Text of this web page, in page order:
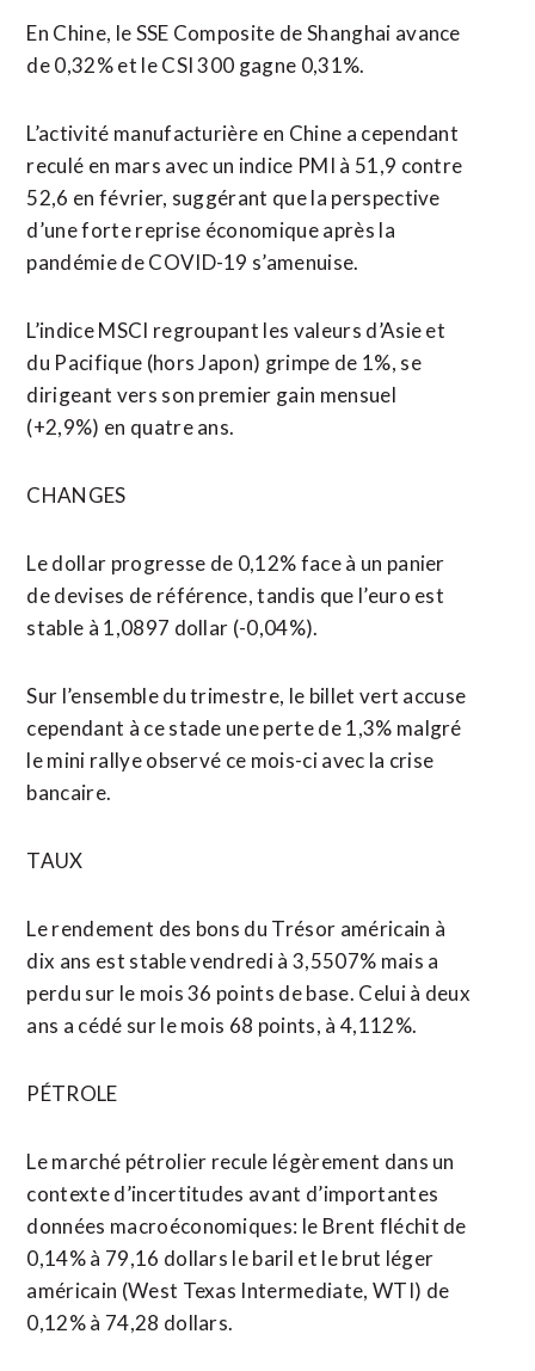
En Chine, le SSE Composite de Shanghai avance
de 0,32% et le CSI 300 gagne 0,31%.
L’activité manufacturière en Chine a cependant
reculé en mars avec un indice PMI à 51,9 contre
52,6 en février, suggérant que la perspective
d’une forte reprise économique après la
pandémie de COVID-19 s’amenuise.
L’indice MSCI regroupant les valeurs d’Asie et
du Pacifique (hors Japon) grimpe de 1%, se
dirigeant vers son premier gain mensuel
(+2,9%) en quatre ans.
CHANGES
Le dollar progresse de 0,12% face à un panier
de devises de référence, tandis que l’euro est
stable à 1,0897 dollar (-0,04%).
Sur l’ensemble du trimestre, le billet vert accuse
cependant à ce stade une perte de 1,3% malgré
le mini rallye observé ce mois-ci avec la crise
bancaire.
TAUX
Le rendement des bons du Trésor américain à
dix ans est stable vendredi à 3,5507% mais a
perdu sur le mois 36 points de base. Celui à deux
ans a cédé sur le mois 68 points, à 4,112%.
PÉTROLE
Le marché pétrolier recule légèrement dans un
contexte d’incertitudes avant d’importantes
données macroéconomiques: le Brent fléchit de
0,14% à 79,16 dollars le baril et le brut léger
américain (West Texas Intermediate, WTI) de
0,12% à 74,28 dollars.